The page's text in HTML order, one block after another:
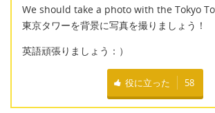
We should take a photo with the Tokyo
東京タワーを背景に写真を撮りましょう！
英語頑張りましょう：）
役に立った 58